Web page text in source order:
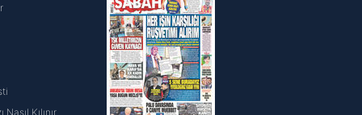
Nasıl Kılınır